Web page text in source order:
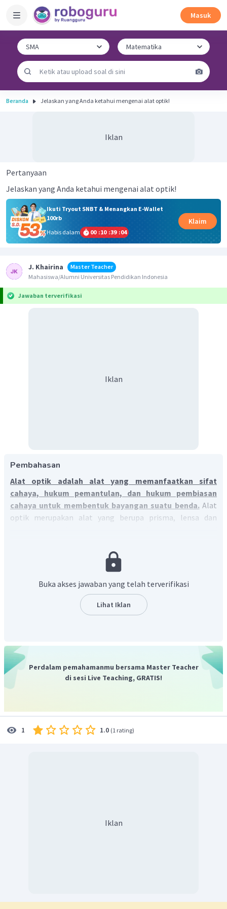
Masuk
Beranda Jelaskan yang Anda ketahui mengenai alat optik!
Iklan
Pertanyaan
Jelaskan yang Anda ketahui mengenai alat optik!
Ikuti Tryout SNBT & Menangkan E-Wallet
100rb
Habis dalam
00 :10 :39 :04
Klaim
J. Khairina
Master Teacher
Mahasiswa/Alumni Universitas Pendidikan Indonesia
Jawaban terverifikasi
Iklan
Pembahasan
Alat optik adalah alat yang memanfaatkan sifat
cahaya, hukum pemantulan, dan hukum pembiasan
cahaya untuk membentuk bayangan suatu benda.Alat
optik merupakan alat yang berupa prisma, lensa dan
buatan. Alat optik alami berupa mata, sedangkan alat
optik buatan berupa kacamata, kamera, mikroskop, lup,
Buka akses jawaban yang telah terverifikasi
Lihat Iklan
Perdalam pemahamanmu bersama Master Teacher
di sesi Live Teaching, GRATIS!
1 1.0 (1 rating)
Iklan